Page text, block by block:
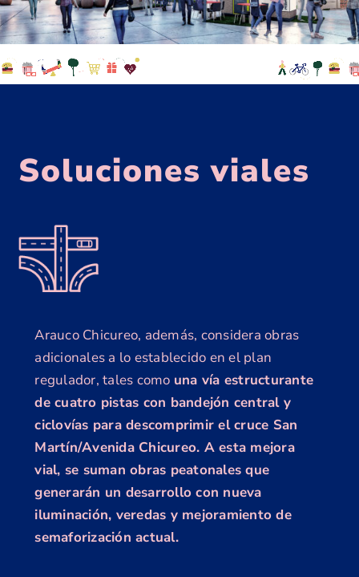
Soluciones viales
Arauco Chicureo, además, considera obras
adicionales a lo establecido en el plan
regulador, tales como una vía estructurante
de cuatro pistas con bandejón central y
ciclovías para descomprimir el cruce San
Martín/Avenida Chicureo. A esta mejora
vial, se suman obras peatonales que
generarán un desarrollo con nueva
iluminación, veredas y mejoramiento de
semaforización actual.